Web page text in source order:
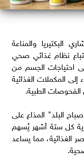
البكتيريا والمناعة
نظام غذائي صحي
احتياجات الجسم من
إلى المكملات الغذائية
الطبية.
البلد" المذاع على
كل ستة أشهر يُسهم
مما يساعد